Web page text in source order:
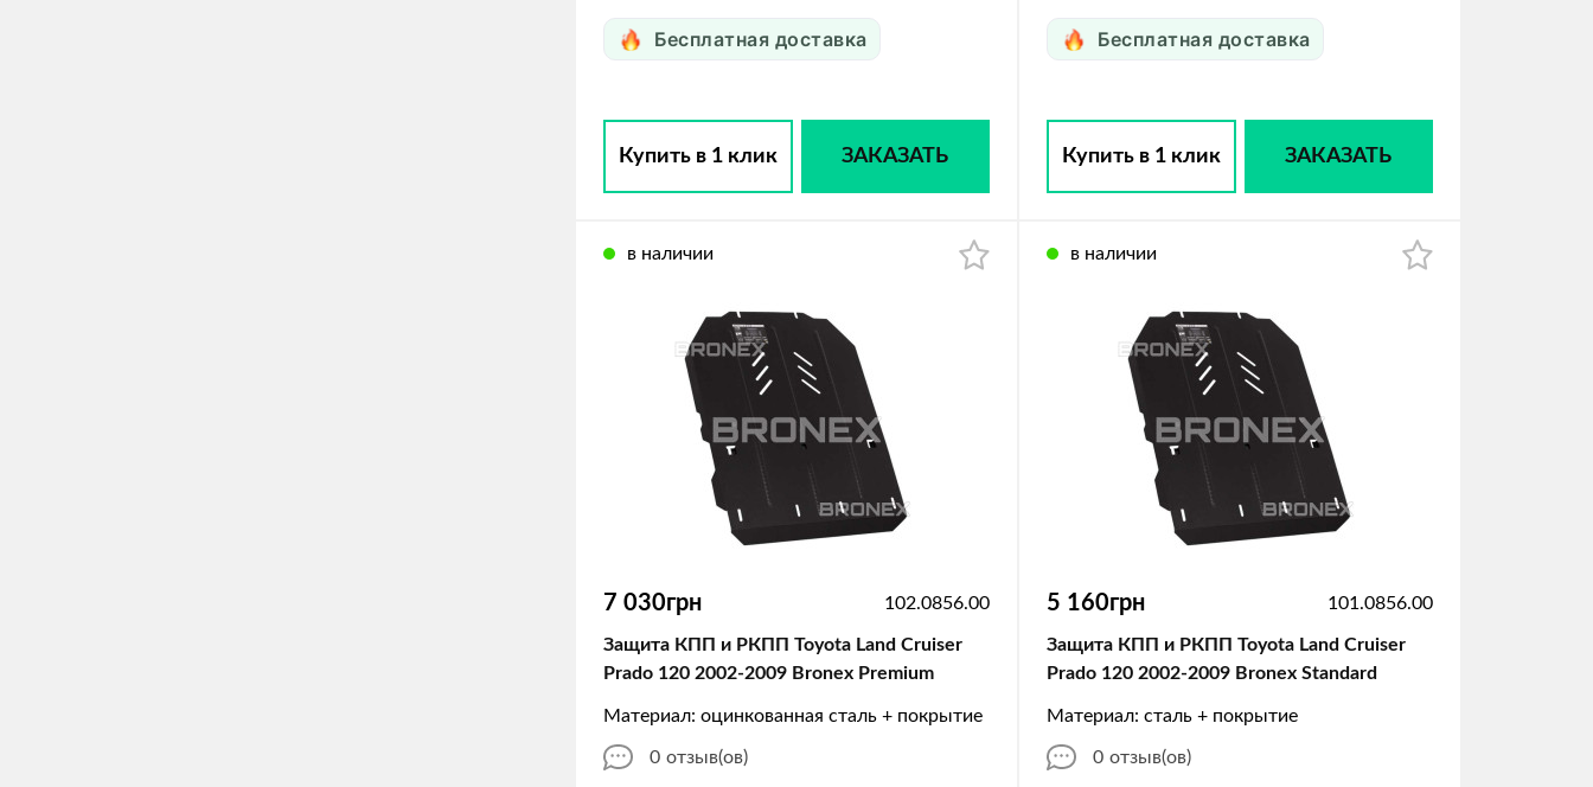
Бесплатная доставка
Купить в 1 клик ЗАКАЗАТЬ
Бесплатная доставка
Купить в 1 клик ЗАКАЗАТЬ
в наличии
7 030грн 102.0856.00
Защита КПП и РКПП Toyota Land Cruiser
Prado 120 2002-2009 Bronex Premium
Материал: оцинкованная сталь + покрытие
0 отзыв(ов)
в наличии
5 160грн 101.0856.00
Защита КПП и РКПП Toyota Land Cruiser
Prado 120 2002-2009 Bronex Standard
Материал: сталь + покрытие
0 отзыв(ов)